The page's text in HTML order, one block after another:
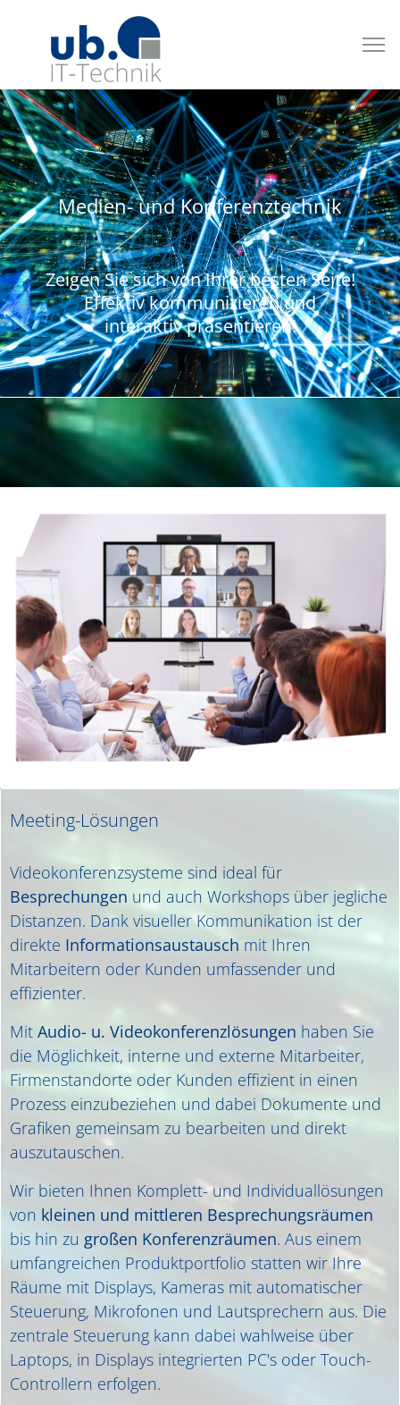
Medien- und Konferenztechnik
Zeigen Sie sich von Ihrer besten Seite!
Effektiv kommunizieren und
interaktiv präsentieren!
Meeting-Lösungen
Videokonferenzsysteme sind ideal für
Besprechungen und auch Workshops über jegliche
Distanzen. Dank visueller Kommunikation ist der
direkte Informationsaustausch mit Ihren
Mitarbeitern oder Kunden umfassender und
effizienter.
Mit Audio- u. Videokonferenzlösungen haben Sie
die Möglichkeit, interne und externe Mitarbeiter,
Firmenstandorte oder Kunden effizient in einen
Prozess einzubeziehen und dabei Dokumente und
Grafiken gemeinsam zu bearbeiten und direkt
auszutauschen.
Wir bieten Ihnen Komplett- und Individuallösungen
von kleinen und mittleren Besprechungsräumen
bis hin zu großen Konferenzräumen. Aus einem
umfangreichen Produktportfolio statten wir Ihre
Räume mit Displays, Kameras mit automatischer
Steuerung, Mikrofonen und Lautsprechern aus. Die
zentrale Steuerung kann dabei wahlweise über
Laptops, in Displays integrierten PC's oder Touch-
Controllern erfolgen.